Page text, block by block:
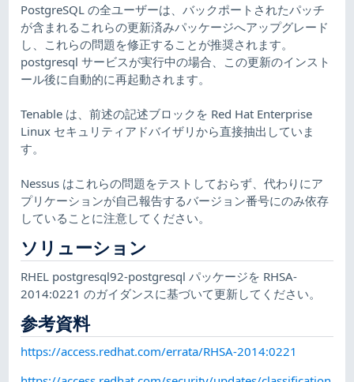
PostgreSQL の全ユーザーは、バックポートされたパッチ
が含まれるこれらの更新済みパッケージへアップグレード
し、これらの問題を修正することが推奨されます。
postgresql サービスが実行中の場合、この更新のインスト
ール後に自動的に再起動されます。
Tenable は、前述の記述ブロックを Red Hat Enterprise
Linux セキュリティアドバイザリから直接抽出していま
す。
Nessus はこれらの問題をテストしておらず、代わりにア
プリケーションが自己報告するバージョン番号にのみ依存
していることに注意してください。
ソリューション
RHEL postgresql92-postgresql パッケージを RHSA-
2014:0221 のガイダンスに基づいて更新してください。
参考資料
https://access.redhat.com/errata/RHSA-2014:0221